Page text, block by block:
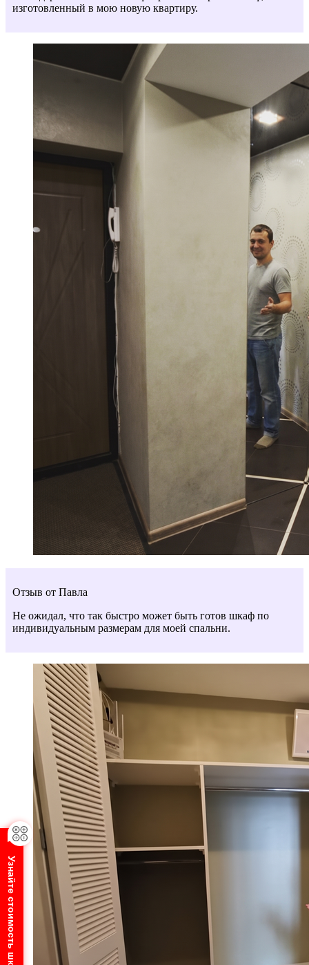
изготовленный в мою новую квартиру.
Отзыв от Павла
Не ожидал, что так быстро может быть готов шкаф по
индивидуальным размерам для моей спальни.
Узнайте стоимость шкафа